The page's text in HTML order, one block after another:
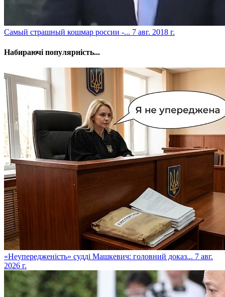
​Самый страшный кошмар россии -... 7 авг. 2018 г.
Набираючі популярність...
​«Неупередженість» судді Машкевич: головний доказ... 7 авг.
2026 г.